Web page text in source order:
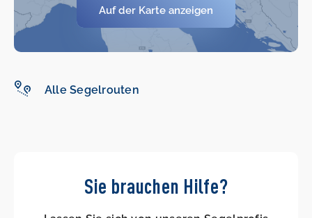
Auf der Karte anzeigen
Alle Segelrouten
Sie brauchen Hilfe?